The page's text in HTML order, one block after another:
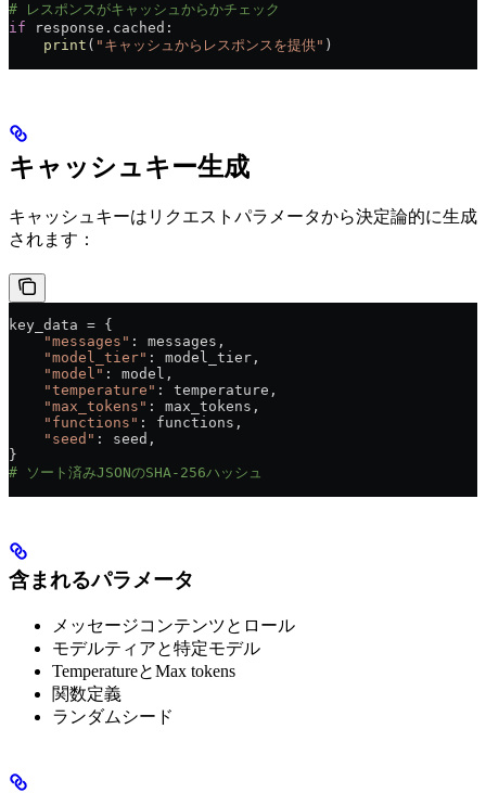
# レスポンスがキャッシュからかチェック
if response.cached:
    print
( "キャッシュからレスポンスを提供" )
キャッシュキー生成
キャッシュキーはリクエストパラメータから決定論的に生成
されます：
key_data = {
    "messages"
: messages,
    "model_tier"
: model_tier,
    "model"
: model,
    "temperature"
: temperature,
    "max_tokens"
: max_tokens,
    "functions"
: functions,
    "seed"
: seed,
}
# ソート済みJSONのSHA-256ハッシュ
含まれるパラメータ
メッセージコンテンツとロール
モデルティアと特定モデル
TemperatureとMax tokens
関数定義
ランダムシード